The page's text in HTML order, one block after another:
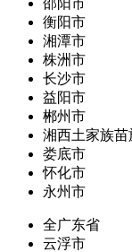
邵阳市
衡阳市
湘潭市
株洲市
长沙市
益阳市
郴州市
湘西土家族苗
娄底市
怀化市
永州市
全广东省
云浮市